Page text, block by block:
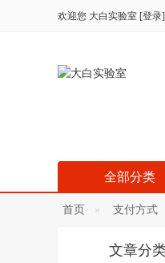
欢迎您 大白实验室 [登录
全部分类
首页 支付方式
文章分